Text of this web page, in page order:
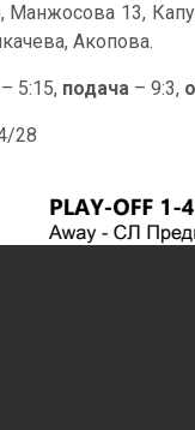
Манжосова 13,
Акопова.
– 5:15, подача – 9:3,
28